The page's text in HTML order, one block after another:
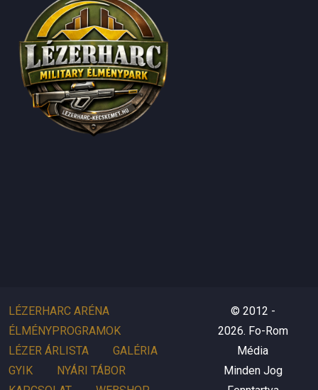
LÉZERHARC ARÉNA
ÉLMÉNYPROGRAMOK
LÉZER ÁRLISTA
GALÉRIA
GYIK
NYÁRI TÁBOR
© 2012 -
2026. Fo-Rom
Média
Minden Jog